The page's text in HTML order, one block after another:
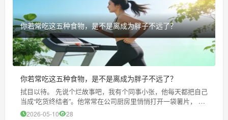
你若常吃这五种食物，是不是离成为胖子不远了？
你若常吃这五种食物，是不是离成为胖子不远了？
拭目以待。 先说个烂故事吧，我有个同事小张，他每天都把自己
当成“吃货终结者”。他常常在公司厨房里悄悄打开一袋薯片， 边
嚼边想：“这次一定要坚持不吃甜点”，后来啊第二天上午又被同
2026-05-10 28